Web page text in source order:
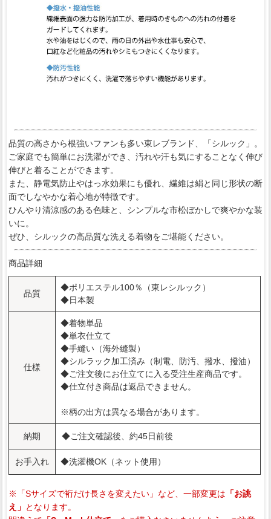
品質の高さから根強いファンも多い東レブランド、「シルック」。
ご家庭でも簡単にお洗濯ができ、汚れや汗も気にすることなく伸び
伸びと着ることができます。
また、静電気防止やはっ水効果にも優れ、繊維は絹と同じ形状の断
面でしなやかな着心地が特徴です。
ひんやり清涼感のある色味と、シンプルな市松ぼかしで爽やかな装
いに。
ぜひ、シルックの高品質な洗える着物をご堪能ください。
商品詳細
品質
◆ポリエステル100％（東レシルック）
◆日本製
仕様
◆着物単品
◆単衣仕立て
◆手縫い（海外縫製）
◆シルラック加工済み（制電、防汚、撥水、撥油）
◆ご注文後にお仕立てに入る受注生産商品です。
◆仕立付き商品は返品できません。
※柄の出方は異なる場合があります。
納期 ◆ご注文確認後、約45日前後
お手入れ ◆洗濯機OK（ネット使用）
※「Sサイズで裄だけ長さを変えたい」など、一部変更は 「お誂
え」 となります。